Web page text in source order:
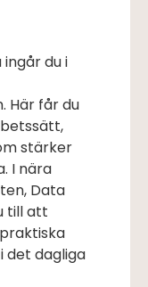
du i
Här får du
stärker
I nära
Data
till att
det dagliga